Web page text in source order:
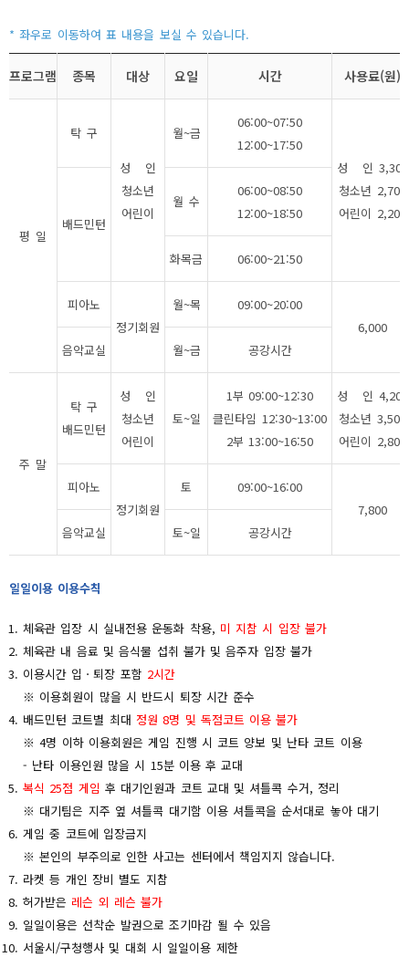
프로그램 종목 대상 요일 시간 사용료(원)
평 일
탁 구
성 인
청소년
어린이
월~금
06:00~07:50
12:00~17:50
성 인 3,300
청소년 2,700
어린이 2,200
배드민턴
월 수
06:00~08:50
12:00~18:50
화목금 06:00~21:50
피아노
정기회원
월~목
09:00~20:00
6,000
음악교실
월~금 공강시간
주 말
탁 구
배드민턴
성 인
청소년
어린이
토~일
1부 09:00~12:30
클린타임 12:30~13:00
2부 13:00~16:50
성 인 4,200
청소년 3,500
어린이 2,800
피아노
정기회원
토
09:00~16:00
7,800
음악교실
토~일 공강시간
일일이용 이용수칙
체육관 입장 시 실내전용 운동화 착용, 미 지참 시 입장 불가
체육관 내 음료 및 음식물 섭취 불가 및 음주자 입장 불가
이용시간 입ㆍ퇴장 포함 2시간
※ 이용회원이 많을 시 반드시 퇴장 시간 준수
배드민턴 코트별 최대 정원 8명 및 독점코트 이용 불가
※ 4명 이하 이용회원은 게임 진행 시 코트 양보 및 난타 코트 이용
- 난타 이용인원 많을 시 15분 이용 후 교대
복식 25점 게임 후 대기인원과 코트 교대 및 셔틀콕 수거, 정리
※ 대기팀은 지주 옆 셔틀콕 대기함 이용 셔틀콕을 순서대로 놓아 대기
게임 중 코트에 입장금지
※ 본인의 부주의로 인한 사고는 센터에서 책임지지 않습니다.
라켓 등 개인 장비 별도 지참
허가받은 레슨 외 레슨 불가
일일이용은 선착순 발권으로 조기마감 될 수 있음
서울시/구청행사 및 대회 시 일일이용 제한